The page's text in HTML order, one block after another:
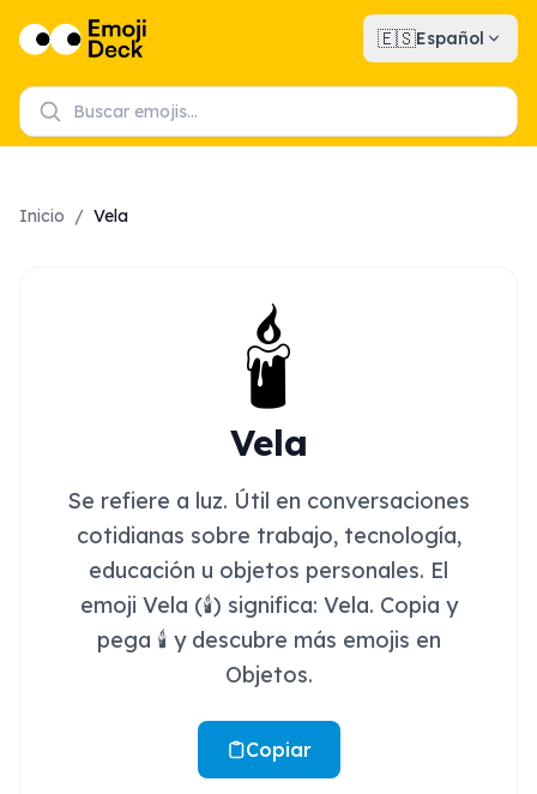
🇪🇸Español
Inicio / Vela
🕯️
Vela
Se refiere a luz. Útil en conversaciones
cotidianas sobre trabajo, tecnología,
educación u objetos personales. El
emoji Vela (🕯️) significa: Vela. Copia y
pega 🕯️ y descubre más emojis en
Objetos.
Copiar